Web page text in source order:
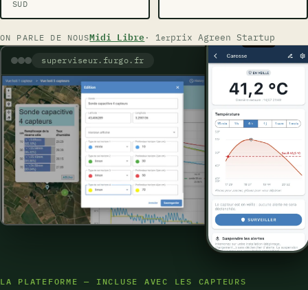
SUD
ON PARLE DE NOUSMidi Libre · 1erprix Agreen Startup
LA PLATEFORME — INCLUSE AVEC LES CAPTEURS
superviseur.furgo.fr